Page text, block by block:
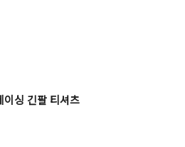
이싱 긴팔 티셔츠